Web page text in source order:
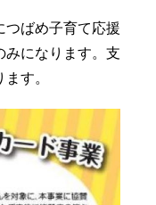
つばめ子育て応援
みになります。支
す。